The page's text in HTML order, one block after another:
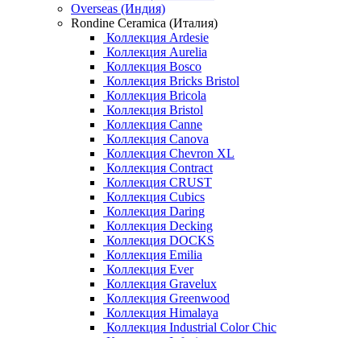
Overseas (Индия)
Rondine Ceramica (Италия)
Коллекция Ardesie
Коллекция Aurelia
Коллекция Bosco
Коллекция Bricks Bristol
Коллекция Bricola
Коллекция Bristol
Коллекция Canne
Коллекция Canova
Коллекция Chevron XL
Коллекция Contract
Коллекция CRUST
Коллекция Cubics
Коллекция Daring
Коллекция Decking
Коллекция DOCKS
Коллекция Emilia
Коллекция Ever
Коллекция Gravelux
Коллекция Greenwood
Коллекция Himalaya
Коллекция Industrial Color Chic